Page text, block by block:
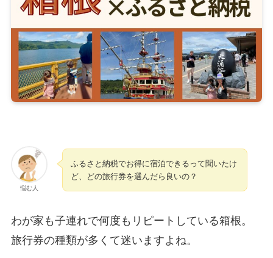
悩む人
ふるさと納税でお得に宿泊できるって聞いたけ
ど、どの旅行券を選んだら良いの？
わが家も子連れで何度もリピートしている箱根。
旅行券の種類が多くて迷いますよね。